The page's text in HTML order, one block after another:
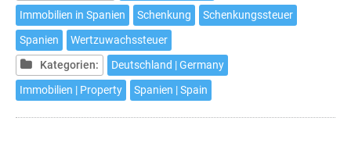
in
Spanien
und
deren
steuerliche
Auswirkungen
Immobilien in Spanien
Schenkung
Schenkungssteuer
Spanien
Wertzuwachssteuer
Kategorien:
Deutschland | Germany
Immobilien | Property
Spanien | Spain